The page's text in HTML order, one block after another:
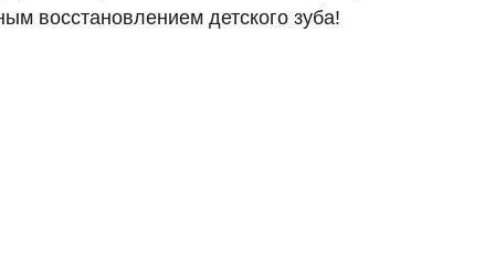
восстановлением детского зуба!